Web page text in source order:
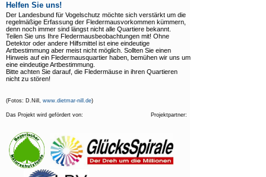
Links
Helfen Sie uns!
Der Landesbund für Vogelschutz möchte sich verstärkt um die
regelmäßige Erfassung der Fledermausvorkommen kümmern,
denn noch immer sind längst nicht alle Quartiere bekannt.
Teilen Sie uns Ihre Fledermausbeobachtungen mit! Ohne
Detektor oder andere Hilfsmittel ist eine eindeutige
Artbestimmung aber meist nicht möglich. Sollten Sie einen
Hinweis auf ein Fledermausquartier haben, bemühen wir uns um
eine eindeutige Artbestimmung.
Bitte achten Sie darauf, die Fledermäuse in ihren Quartieren
nicht zu stören!
(Fotos: D.Nill, www.dietmar-nill.de)
Das Projekt wird gefördert von: Projektpartner: